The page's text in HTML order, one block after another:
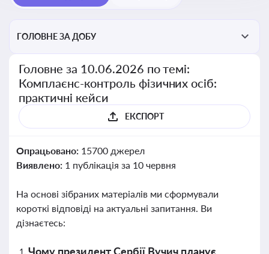
ГОЛОВНЕ ЗА ДОБУ
Головне за 10.06.2026 по темі:
Комплаєнс-контроль фізичних осіб:
практичні кейси
ЕКСПОРТ
Опрацьовано: 15700 джерел
Виявлено: 1 публікація за 10 червня
На основі зібраних матеріалів ми сформували
короткі відповіді на актуальні запитання. Ви
дізнаєтесь:
Чому президент Сербії Вучич планує